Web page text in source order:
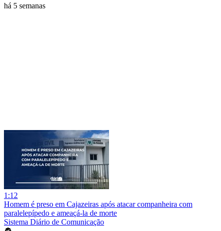
há 5 semanas
1:12
Homem é preso em Cajazeiras após atacar companheira com
paralelepípedo e ameaçá-la de morte
Sistema Diário de Comunicação